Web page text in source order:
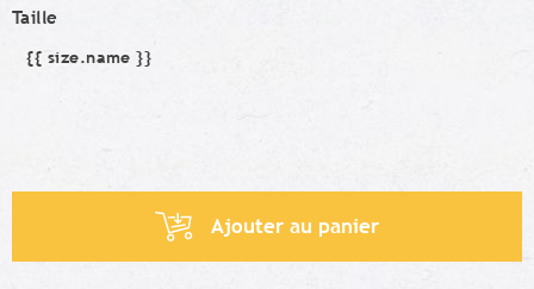
Taille
Taille
{{ size.name }}
Ajouter au panier